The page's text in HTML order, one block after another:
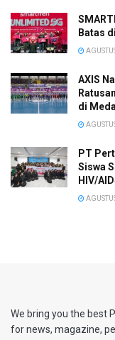
Batas
AXIS
di
PT
Siswa
HIV/
We bring you the best
for news, magazine,